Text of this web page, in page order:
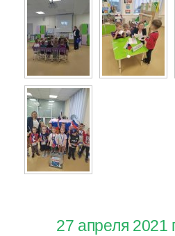
27 апреля 2021